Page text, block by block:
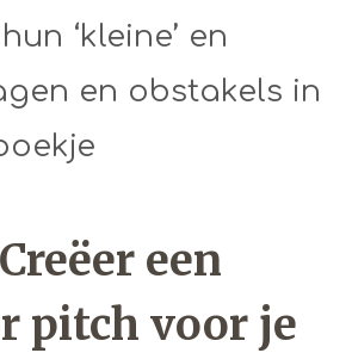
‘kleine’ en
en obstakels in
een
pitch voor je